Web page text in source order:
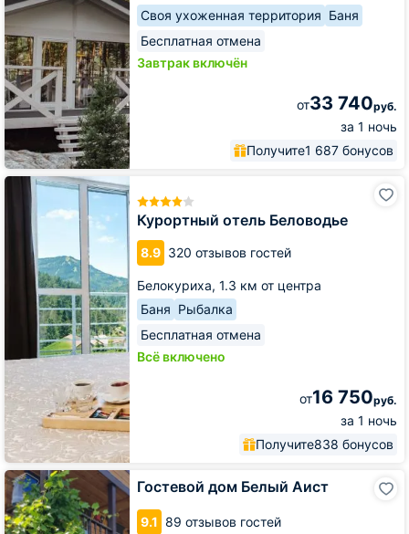
Своя ухоженная территория Баня
Бесплатная отмена
Завтрак включён
от33 740руб.
за 1 ночь
Получите1 687 бонусов
Курортный отель Беловодье
8.9 320 отзывов гостей
Белокуриха, 1.3 км от центра
Баня Рыбалка
Бесплатная отмена
Всё включено
от16 750руб.
за 1 ночь
Получите838 бонусов
Курортный
Беловодье
Гостевой дом Белый Аист
9.1 89 отзывов гостей
Гостевой
дом
Белый
Аист